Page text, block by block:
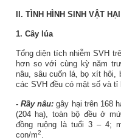
II. TÌNH HÌNH SINH VẬT
1. Cây lúa
Tổng diện tích nhiễm SVH
hơn so với cùng kỳ năm
nâu, sâu cuốn lá, bọ xít hôi,
các SVH đều có mật số và tỉ
-Rầy nâu: gây hại trên 168
(204 ha), toàn bộ đều ở
đồng ruộng là tuổi 3 – 4;
con/m2